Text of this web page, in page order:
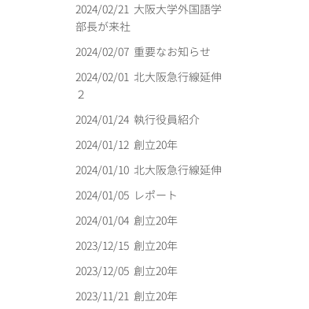
2024/02/21 大阪大学外国語学
部長が来社
2024/02/07 重要なお知らせ
2024/02/01 北大阪急行線延伸
２
2024/01/24 執行役員紹介
2024/01/12 創立20年
2024/01/10 北大阪急行線延伸
2024/01/05 レポート
2024/01/04 創立20年
2023/12/15 創立20年
2023/12/05 創立20年
2023/11/21 創立20年